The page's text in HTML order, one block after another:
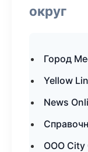
округ
Город
Yellow
News
ООО City